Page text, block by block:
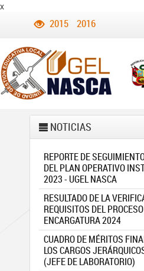
x
2015 2016
NOTICIAS
REPORTE DE
DEL PLAN OPERATIVO
2023 - UGEL NASCA
RESULTADO DE LA
REQUISITOS DEL
ENCARGATURA 2024
CUADRO DE MÉRITOS
LOS CARGOS
(JEFE DE LABORATORIO)